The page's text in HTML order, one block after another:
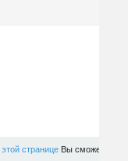
этой странице Вы сможете